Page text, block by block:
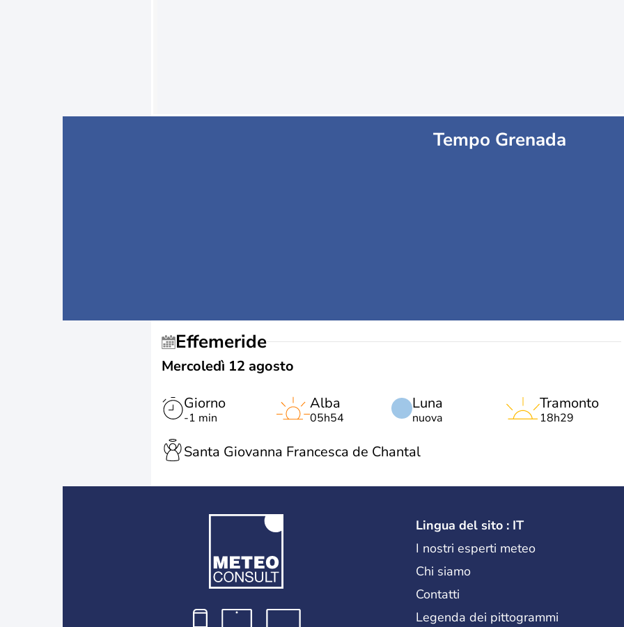
Tempo Grenada
Effemeride
Mercoledì 12 agosto
Giorno
-1 min
Luna
nuova
Alba
05h54
Tramonto
18h29
Santa Giovanna Francesca de Chantal
Lingua del sito : IT
I nostri esperti meteo
Chi siamo
Contatti
Legenda dei pittogrammi